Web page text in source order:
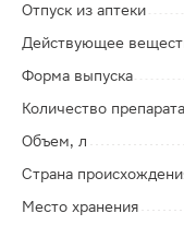
Отпуск из аптеки
Действующее
Форма выпуска
Количество
Объем, л
Страна
Место хранения